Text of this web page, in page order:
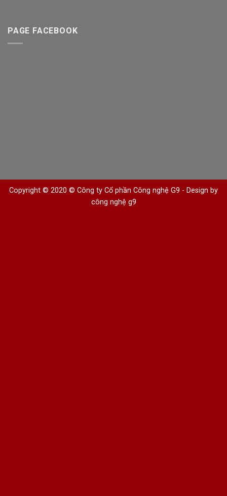
PAGE FACEBOOK
Copyright © 2020 © Công ty Cổ phần Công nghệ G9 - Design by
công nghệ g9